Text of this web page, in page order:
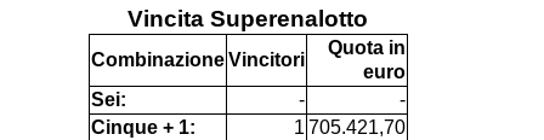
Vincita Superenalotto
Combinazione Vincitori
Quota in
euro
Sei:
-
-
Cinque + 1:
1 705.421,70